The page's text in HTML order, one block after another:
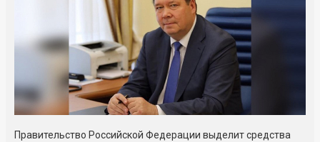
Правительство Российской Федерации выделит средства